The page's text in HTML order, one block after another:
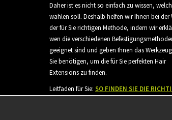
Daher ist es nicht so einfach zu wissen,
wählen soll. Deshalb helfen wir Ihnen bei der
der für Sie richtigen Methode, indem wir
wen die verschiedenen
geeignet sind und geben Ihnen das
Sie benötigen, um die für Sie perfekten Hair
Extensions zu finden.
Leitfaden für Sie: SO FINDEN SIE DIE